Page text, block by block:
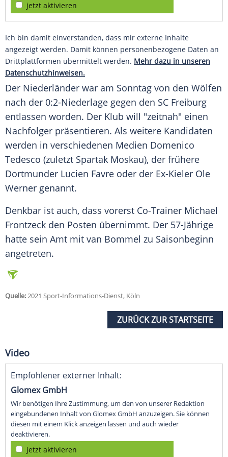
jetzt aktivieren
Ich bin damit einverstanden, dass mir externe Inhalte
angezeigt werden. Damit können personenbezogene Daten an
Drittplattformen übermittelt werden. Mehr dazu in unseren
Datenschutzhinweisen.
Der Niederländer war am Sonntag von den Wölfen
nach der 0:2-Niederlage gegen den SC Freiburg
entlassen worden. Der Klub will "zeitnah" einen
Nachfolger präsentieren. Als weitere Kandidaten
werden in verschiedenen Medien Domenico
Tedesco (zuletzt Spartak Moskau), der frühere
Dortmunder Lucien Favre oder der Ex-Kieler Ole
Werner genannt.
Denkbar ist auch, dass vorerst Co-Trainer Michael
Frontzeck den Posten übernimmt. Der 57-Jährige
hatte sein Amt mit van Bommel zu Saisonbeginn
angetreten.
Quelle:2021 Sport-Informations-Dienst, Köln
ZURÜCK ZUR STARTSEITE
Video
Empfohlener externer Inhalt:
Glomex GmbH
Wir benötigen Ihre Zustimmung, um den von unserer Redaktion
eingebundenen Inhalt von Glomex GmbH anzuzeigen. Sie können
diesen mit einem Klick anzeigen lassen und auch wieder
deaktivieren.
jetzt aktivieren